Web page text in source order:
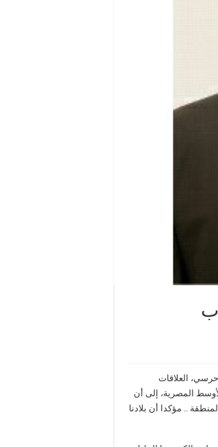
العلاقات
المصرية، إلى أن
.. مؤكدا أن بلادنا